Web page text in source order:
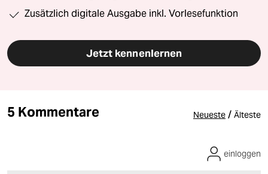
Zusätzlich digitale Ausgabe inkl. Vorlesefunktion
Jetzt kennenlernen
5 Kommentare Neueste / Älteste
einloggen